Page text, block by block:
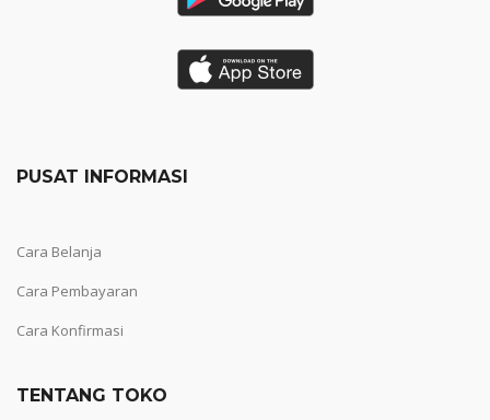
PUSAT INFORMASI
Cara Belanja
Cara Pembayaran
Cara Konfirmasi
TENTANG TOKO